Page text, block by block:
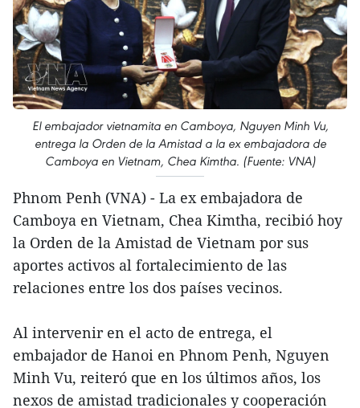
El embajador vietnamita en Camboya, Nguyen Minh Vu,
entrega la Orden de la Amistad a la ex embajadora de
Camboya en Vietnam, Chea Kimtha. (Fuente: VNA)
Phnom Penh (VNA) - La ex embajadora de
Camboya en Vietnam, Chea Kimtha, recibió hoy
la Orden de la Amistad de Vietnam por sus
aportes activos al fortalecimiento de las
relaciones entre los dos países vecinos.
Al intervenir en el acto de entrega, el
embajador de Hanoi en Phnom Penh, Nguyen
Minh Vu, reiteró que en los últimos años, los
nexos de amistad tradicionales y cooperación